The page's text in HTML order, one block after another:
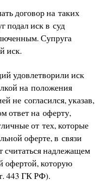
договор на таких
подал иск в суд
Супруга
иск.
удовлетворили иск
на положения
не согласился, указав,
ответ на оферту,
от тех, которые
оферте, в связи
считаться надлежащем
офертой, которую
443 ГК РФ).